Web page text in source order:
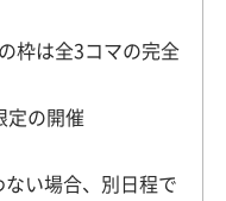
枠は全3コマの完全
定の開催
い場合、別日程で